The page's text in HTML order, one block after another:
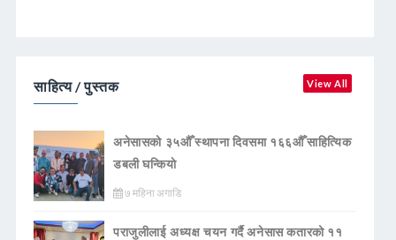
साहित्य / पुस्तक View All
अनेसासको ३५औँ स्थापना दिवसमा १६६औँ साहित्यिक
डबली घन्कियाे
७ महिना अगाडि
पराजुलीलाई अध्यक्ष चयन गर्दै अनेसास कतारको ११